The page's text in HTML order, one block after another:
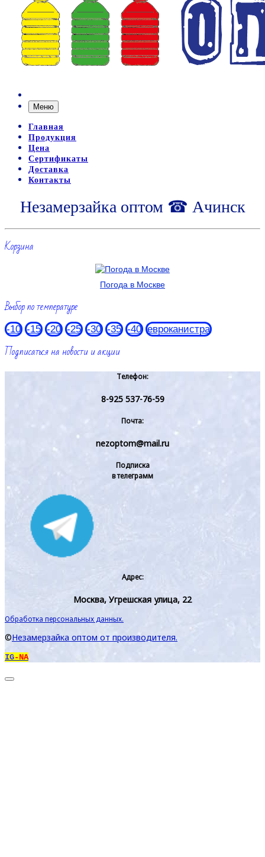
Меню
Главная
Продукция
Цена
Сертификаты
Доставка
Контакты
Незамерзайка оптом ☎ Ачинск
Корзина
Погода в Москве
Выбор по температуре
-10 -15 -20 -25 -30 -35 -40 евроканистра
Подписаться на новости и акции
Телефон:
8-925 537-76-59
Почта:
nezoptom@mail.ru
Подписка
в телеграмм
Адрес:
Москва, Угрешская улица, 22
Обработка персональных данных.
©Незамерзайка оптом от производителя.
IG-NA